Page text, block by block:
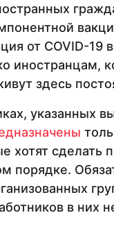
от COVID-19
иностранцам,
здесь
указанных
хотят сделать
порядке.
в них